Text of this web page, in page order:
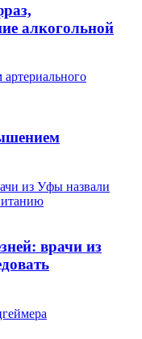
алкогольной
из Уфы назвали
врачи из